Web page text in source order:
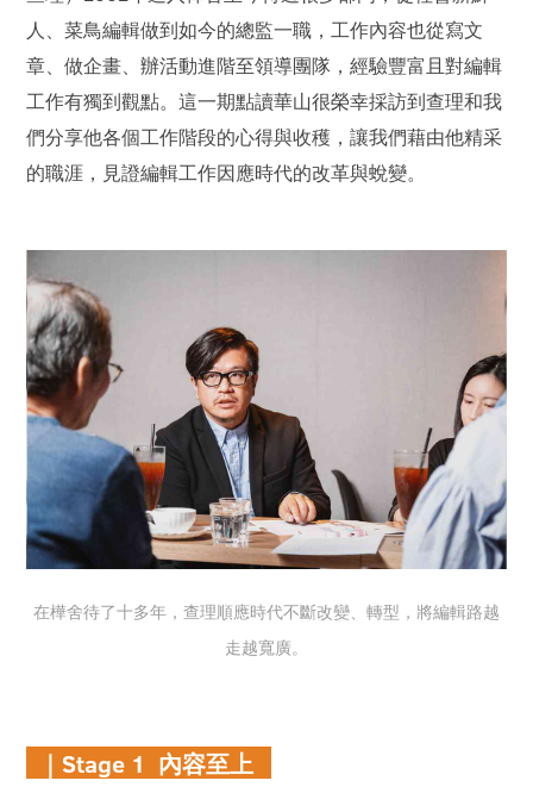
人、菜鳥編輯做到如今的總監一職，工作內容也從寫文
章、做企畫、辦活動進階至領導團隊，經驗豐富且對編輯
工作有獨到觀點。這一期點讀華山很榮幸採訪到查理和我
們分享他各個工作階段的心得與收穫，讓我們藉由他精采
的職涯，見證編輯工作因應時代的改革與蛻變。
在樺舍待了十多年，查理順應時代不斷改變、轉型，將編輯路越
走越寬廣。
｜Stage 1 內容至上